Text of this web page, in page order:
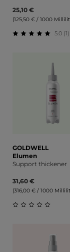
25,10 €
(125,50 € / 1000
5.0 (1)
GOLDWELL
Elumen
Support thickener
31,60 €
(316,00 € / 1000